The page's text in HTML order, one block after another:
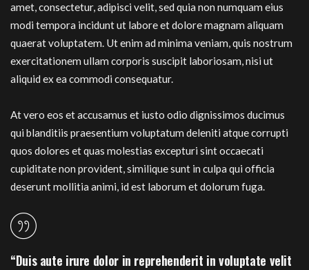
amet, consectetur, adipisci velit, sed quia non numquam eius
modi tempora incidunt ut labore et dolore magnam aliquam
quaerat voluptatem. Ut enim ad minima veniam, quis nostrum
exercitationem ullam corporis suscipit laboriosam, nisi ut
aliquid ex ea commodi consequatur.
At vero eos et accusamus et iusto odio dignissimos ducimus
qui blanditiis praesentium voluptatum deleniti atque corrupti
quos dolores et quas molestias excepturi sint occaecati
cupiditate non provident, similique sunt in culpa qui officia
deserunt mollitia animi, id est laborum et dolorum fuga.
“Duis aute irure dolor in reprehenderit in voluptate velit